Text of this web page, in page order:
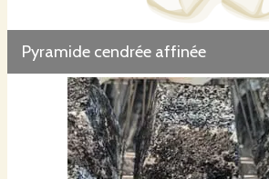
Pyramide cendrée affinée